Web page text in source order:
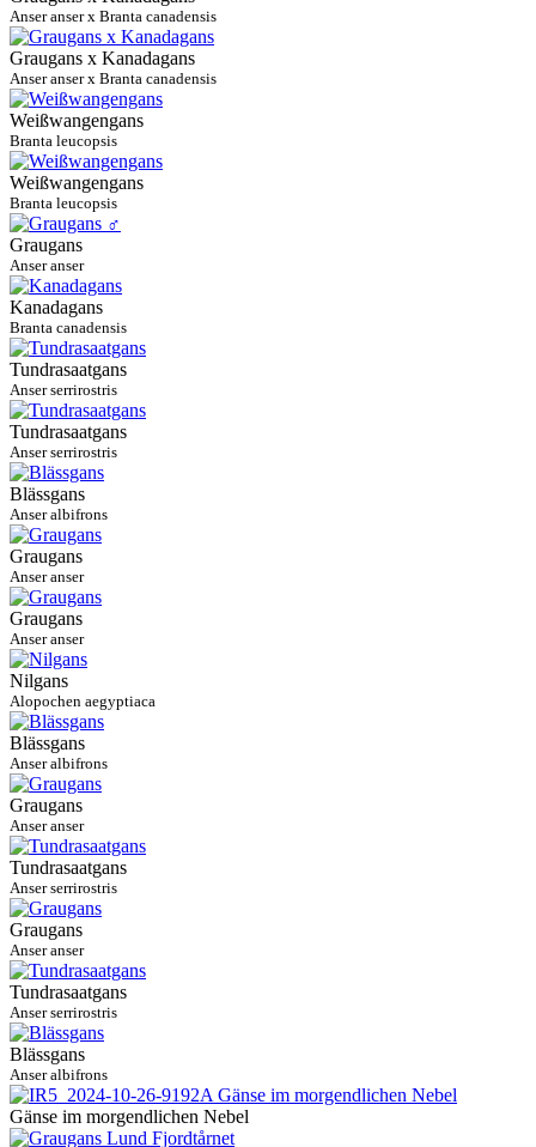
Anser anser x Branta canadensis
Graugans x Kanadagans
Anser anser x Branta canadensis
Weißwangengans
Branta leucopsis
Weißwangengans
Branta leucopsis
Graugans
Anser anser
Kanadagans
Branta canadensis
Tundrasaatgans
Anser serrirostris
Tundrasaatgans
Anser serrirostris
Blässgans
Anser albifrons
Graugans
Anser anser
Graugans
Anser anser
Nilgans
Alopochen aegyptiaca
Blässgans
Anser albifrons
Graugans
Anser anser
Tundrasaatgans
Anser serrirostris
Graugans
Anser anser
Tundrasaatgans
Anser serrirostris
Blässgans
Anser albifrons
Gänse im morgendlichen Nebel